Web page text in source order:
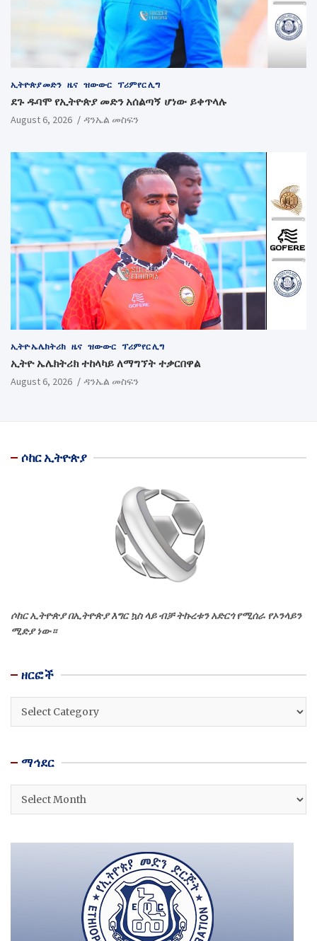
ኢትዮጵያ መድን ዜና ዝውውር ፕሪምየር ሊግ
ደጉ ዱባሞ የኢትዮጵያ መድን አሰልጣኝ ሆነው ይቀጥላሉ
August 6, 2026 ዳንኤል መስፍን
ኢትዮ ኤሌክትሪክ ዜና ዝውውር ፕሪምየር ሊግ
ኢትዮ ኤሌክትሪክ ተከላካይ ለማግኘት ተቃርበዋል
August 6, 2026 ዳንኤል መስፍን
ሶከር ኢትዮጵያ
ሶከር ኢትዮጵያ በኢትዮጵያ እግር ኳስ ላይ ብቻ ትኩረቱን አድርጎ የሚሰራ የኦንላይን
ሚድያ ነው።
ዘርፎች
ዘርፎች
ማኅደር
ማኅደር